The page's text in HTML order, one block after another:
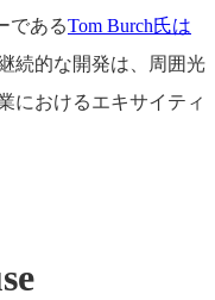
であるTom Burch氏は
続的な開発は、周囲光
におけるエキサイティ